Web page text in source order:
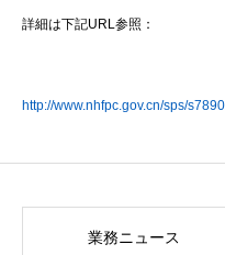
詳細は下記URL参照：
http://www.nhfpc.gov.cn/sps/
業務ニュース